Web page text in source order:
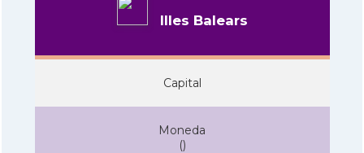
Illes Balears
Capital
Moneda
()